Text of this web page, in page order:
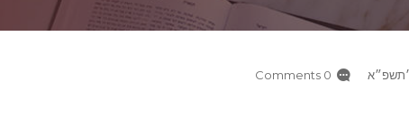
0 Comments